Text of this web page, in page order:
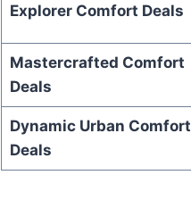
Explorer Comfort Deals
Mastercrafted Comfort
Deals
Dynamic Urban Comfort
Deals